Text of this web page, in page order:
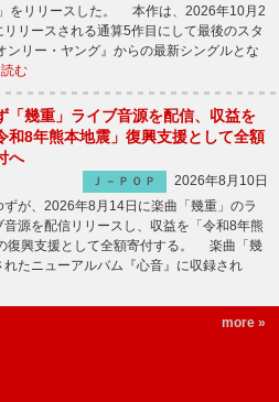
をリリースした。 本作は、2026年10月2
リリースされる通算5作目にして最後のスタ
ンリー・ヤング』からの最新シングルとな
む
「幾重」ライブ音源を配信、収益を
和8年熊本地震」復興支援として全額
へ
Ｊ－ＰＯＰ
2026年8月10日
が、2026年8月14日に楽曲「幾重」のラ
音源を配信リリースし、収益を「令和8年熊
復興支援として全額寄付する。 楽曲「幾
たニューアルバム『心音』に収録され
more »